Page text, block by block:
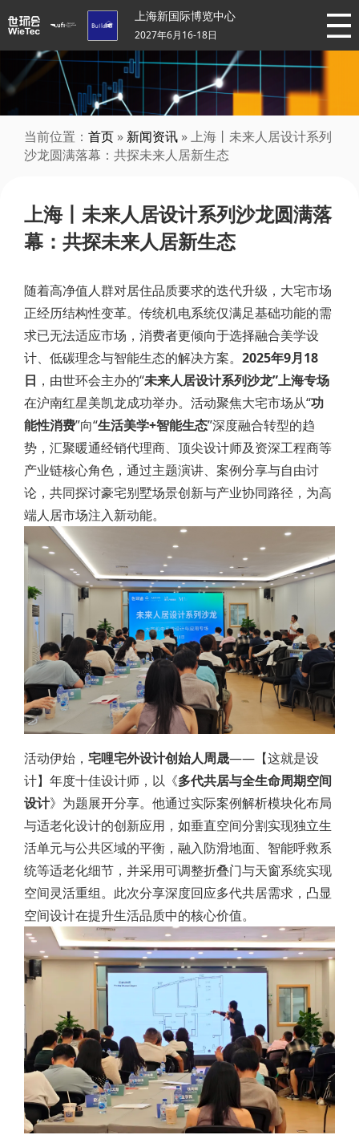
上海新国际博览中心
2027年6月16-18日
当前位置： 首页 » 新闻资讯 » 上海丨未来人居设计系列
沙龙圆满落幕：共探未来人居新生态
上海丨未来人居设计系列沙龙圆满落
幕：共探未来人居新生态
随着高净值人群对居住品质要求的迭代升级，大宅市场
正经历结构性变革。传统机电系统仅满足基础功能的需
求已无法适应市场，消费者更倾向于选择融合美学设
计、低碳理念与智能生态的解决方案。 2025年9月18
日 ，由世环会主办的“未来人居设计系列沙龙”上海专场
在沪南红星美凯龙成功举办。活动聚焦大宅市场从“功
能性消费”向“生活美学+智能生态”深度融合转型的趋
势，汇聚暖通经销代理商、顶尖设计师及资深工程商等
产业链核心角色，通过主题演讲、案例分享与自由讨
论，共同探讨豪宅别墅场景创新与产业协同路径，为高
端人居市场注入新动能。
活动伊始， 宅哩宅外设计创始人周晟——【这就是设
计】年度十佳设计师，以《多代共居与全生命周期空间
设计》为题展开分享。他通过实际案例解析模块化布局
与适老化设计的创新应用，如垂直空间分割实现独立生
活单元与公共区域的平衡，融入防滑地面、智能呼救系
统等适老化细节，并采用可调整折叠门与天窗系统实现
空间灵活重组。此次分享深度回应多代共居需求，凸显
空间设计在提升生活品质中的核心价值。